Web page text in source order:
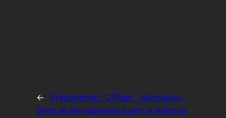
← Précédente : Officiel : Mercedes-
Benz et les rappeurs tuent la marque